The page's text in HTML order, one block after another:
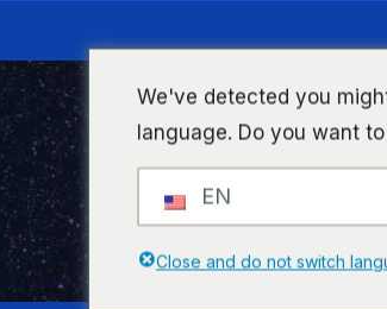
We've detected you
language. Do you want
EN
Close and do not switch